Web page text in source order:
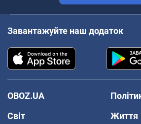
Завантажуйте наш додаток
OBOZ.UA
Світ
Життя